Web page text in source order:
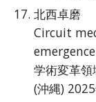
北西卓磨
Circuit
学術変革
(沖縄)